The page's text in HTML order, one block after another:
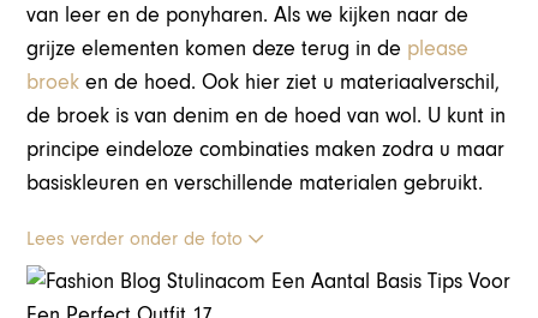
van leer en de ponyharen. Als we kijken naar de
grijze elementen komen deze terug in de please
broek en de hoed. Ook hier ziet u materiaalverschil,
de broek is van denim en de hoed van wol. U kunt in
principe eindeloze combinaties maken zodra u maar
basiskleuren en verschillende materialen gebruikt.
Lees verder onder de foto